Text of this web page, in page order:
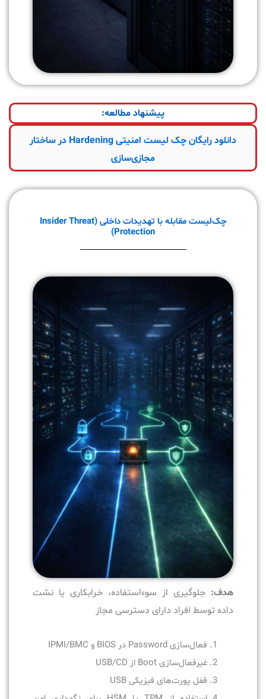
پیشنهاد مطالعه:
دانلود رایگان چک لیست امنیتی Hardening در ساختار
مجازی‌سازی
چک‌لیست مقابله با تهدیدات داخلی (Insider Threat
Protection)
هدف: جلوگیری از سوءاستفاده، خرابکاری یا نشت
داده توسط افراد دارای دسترسی مجاز
فعال‌سازی Password در BIOS و IPMI/BMC
غیرفعال‌سازی Boot از USB/CD
قفل پورت‌های فیزیکی USB